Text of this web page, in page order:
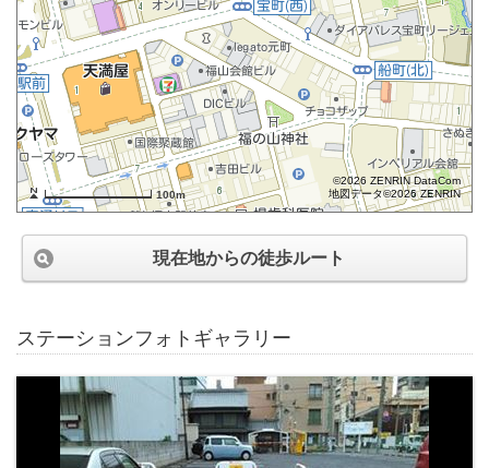
100m
©2026 ZENRIN DataCom
地図データ©2026 ZENRIN
現在地からの徒歩ルート
ステーションフォトギャラリー